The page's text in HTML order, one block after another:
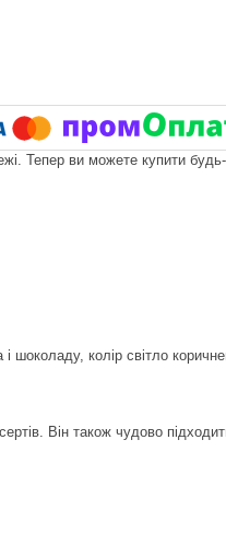
Тепер ви можете купити
шоколаду, колір світло
Він також чудово